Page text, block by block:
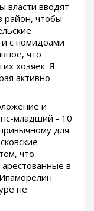
власти вводят
район, чтобы
с помидоами
что
хозяек. Я
активно
и
младший - 10
для
что
в
не